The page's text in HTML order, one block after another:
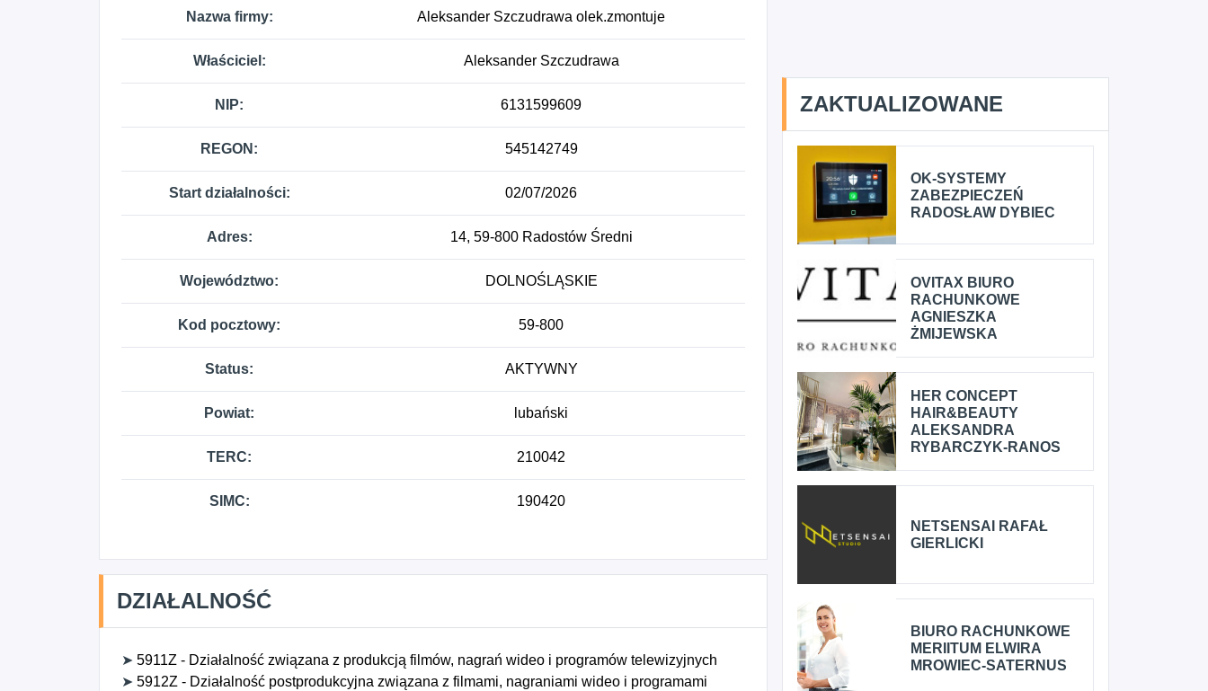
Nazwa firmy: Aleksander Szczudrawa olek.zmontuje
Właściciel: Aleksander Szczudrawa
NIP: 6131599609
REGON: 545142749
Start działalności: 02/07/2026
Adres: 14, 59-800 Radostów Średni
Województwo: DOLNOŚLĄSKIE
Kod pocztowy: 59-800
Status: AKTYWNY
Powiat: lubański
TERC: 210042
SIMC: 190420
DZIAŁALNOŚĆ
➤ 5911Z - Działalność związana z produkcją filmów, nagrań wideo i programów telewizyjnych
➤ 5912Z - Działalność postprodukcyjna związana z filmami, nagraniami wideo i programami
ZAKTUALIZOWANE
OK-SYSTEMY
ZABEZPIECZEŃ
RADOSŁAW DYBIEC
OVITAX BIURO
RACHUNKOWE
AGNIESZKA
ŻMIJEWSKA
HER CONCEPT
HAIR&BEAUTY
ALEKSANDRA
RYBARCZYK-RANOS
NETSENSAI RAFAŁ
GIERLICKI
BIURO RACHUNKOWE
MERIITUM ELWIRA
MROWIEC-SATERNUS